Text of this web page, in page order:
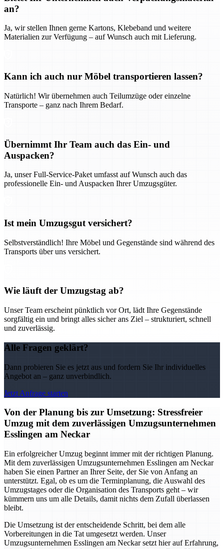
an?
Ja, wir stellen Ihnen gerne Kartons, Klebeband und weitere
Materialien zur Verfügung – auf Wunsch auch mit Lieferung.
Kann ich auch nur Möbel transportieren lassen?
Natürlich! Wir übernehmen auch Teilumzüge oder einzelne
Transporte – ganz nach Ihrem Bedarf.
Übernimmt Ihr Team auch das Ein- und
Auspacken?
Ja, unser Full-Service-Paket umfasst auf Wunsch auch das
professionelle Ein- und Auspacken Ihrer Umzugsgüter.
Ist mein Umzugsgut versichert?
Selbstverständlich! Ihre Möbel und Gegenstände sind während des
Transports über uns versichert.
Wie läuft der Umzugstag ab?
Unser Team erscheint pünktlich vor Ort, lädt Ihre Gegenstände
sorgfältig ein und bringt alles sicher ans Ziel – strukturiert, schnell
und zuverlässig.
Alle Fragen geklärt?
Dann probieren Sie es jetzt aus und fordern Sie Ihr individuelles
Angebot an – ganz unverbindlich.
Jetzt Anfrage starten
Von der Planung bis zur Umsetzung: Stressfreier
Umzug mit dem zuverlässigen Umzugsunternehmen
Esslingen am Neckar
Ein erfolgreicher Umzug beginnt immer mit der richtigen Planung.
Mit dem zuverlässigen Umzugsunternehmen Esslingen am Neckar
haben Sie einen Partner an Ihrer Seite, der Sie von Anfang an
unterstützt. Egal, ob es um die Terminplanung, die Auswahl des
Umzugstages oder die Organisation des Transports geht – wir
kümmern uns um alle Details, damit nichts dem Zufall überlassen
bleibt.
Die Umsetzung ist der entscheidende Schritt, bei dem alle
Vorbereitungen in die Tat umgesetzt werden. Unser
Umzugsunternehmen Esslingen am Neckar setzt hier auf Erfahrung,